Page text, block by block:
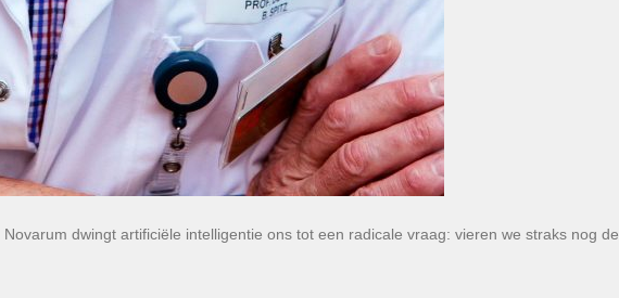
dwingt artificiële intelligentie ons tot een radicale vraag: vieren we straks nog de